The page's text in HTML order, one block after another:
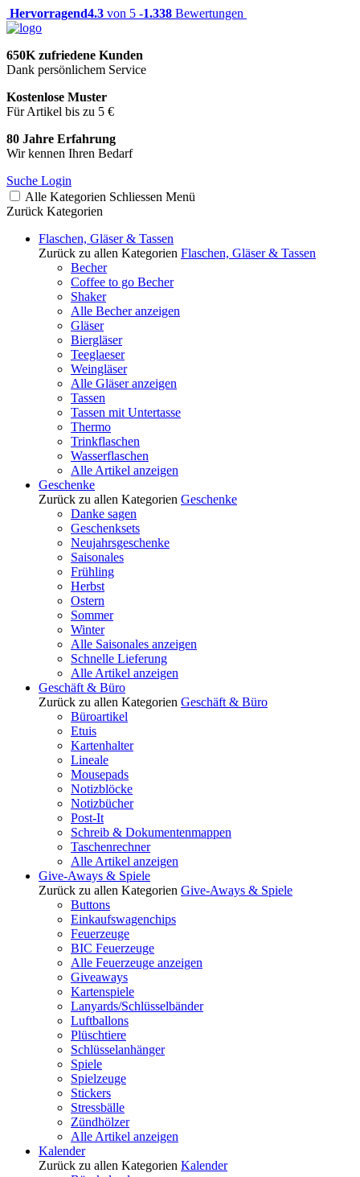
Hervorragend4.3 von 5 -1.338 Bewertungen
650K zufriedene Kunden
Dank persönlichem Service
Kostenlose Muster
Für Artikel bis zu 5 €
80 Jahre Erfahrung
Wir kennen Ihren Bedarf
Suche Login
Alle Kategorien Schliessen Menü
Zurück Kategorien
Flaschen, Gläser & Tassen
Zurück zu allen Kategorien Flaschen, Gläser & Tassen
Becher
Coffee to go Becher
Shaker
Alle Becher anzeigen
Gläser
Biergläser
Teeglaeser
Weingläser
Alle Gläser anzeigen
Tassen
Tassen mit Untertasse
Thermo
Trinkflaschen
Wasserflaschen
Alle Artikel anzeigen
Geschenke
Zurück zu allen Kategorien Geschenke
Danke sagen
Geschenksets
Neujahrsgeschenke
Saisonales
Frühling
Herbst
Ostern
Sommer
Winter
Alle Saisonales anzeigen
Schnelle Lieferung
Alle Artikel anzeigen
Geschäft & Büro
Zurück zu allen Kategorien Geschäft & Büro
Büroartikel
Etuis
Kartenhalter
Lineale
Mousepads
Notizblöcke
Notizbücher
Post-It
Schreib & Dokumentenmappen
Taschenrechner
Alle Artikel anzeigen
Give-Aways & Spiele
Zurück zu allen Kategorien Give-Aways & Spiele
Buttons
Einkaufswagenchips
Feuerzeuge
BIC Feuerzeuge
Alle Feuerzeuge anzeigen
Giveaways
Kartenspiele
Lanyards/Schlüsselbänder
Luftballons
Plüschtiere
Schlüsselanhänger
Spiele
Spielzeuge
Stickers
Stressbälle
Zündhölzer
Alle Artikel anzeigen
Kalender
Zurück zu allen Kategorien Kalender